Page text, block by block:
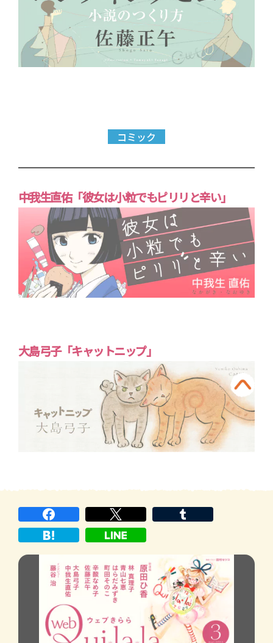
コミック
中我生直佑「彼女は小粒でもピリリと辛い」
大島弓子「キャットニップ」